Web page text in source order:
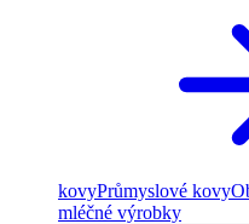
kovyPrůmyslové kovy
mléčné výrobky